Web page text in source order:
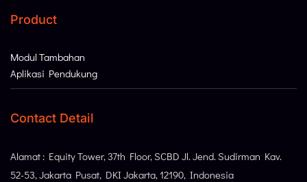
Product
Modul Tambahan
Aplikasi Pendukung
Contact Detail
Alamat : Equity Tower, 37th Floor, SCBD Jl. Jend. Sudirman Kav.
52-53, Jakarta Pusat, DKI Jakarta, 12190, Indonesia